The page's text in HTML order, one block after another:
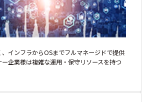
インフラからOSまでフルマネージドで提供
企業様は複雑な運用・保守リソースを持つ